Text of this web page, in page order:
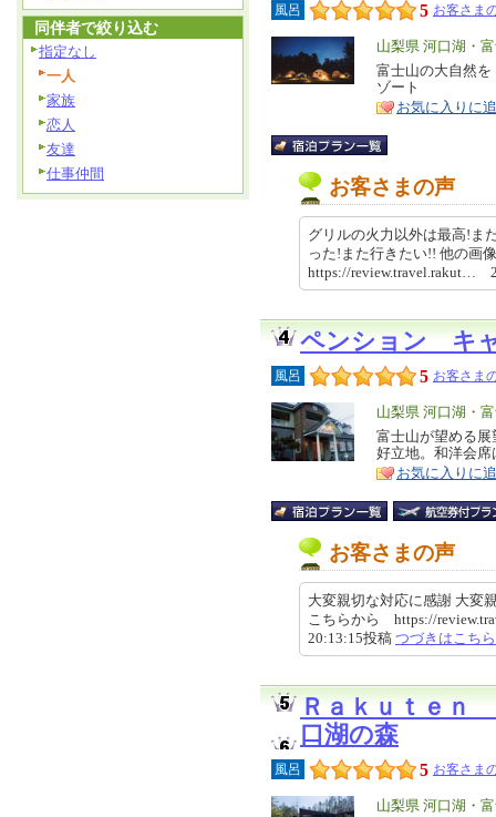
風呂 5 お客さま
エ
リ
ア
山梨県 河口湖・
特
徴
富士山の大自然
ゾート
お気に入りに
お客さまの声
グリルの火力以外は最高!ま
った!また行きたい!! 他の
https://review.travel.rakut…
ペンション キ
風呂 5 お客さま
エ
リ
ア
山梨県 河口湖・
特
徴
富士山が望める
好立地。和洋会
お気に入りに
お客さまの声
大変親切な対応に感謝 大変
こちらから https://
20:13:15投稿 つづきはこちら
Ｒａｋｕｔｅ
口湖の森
風呂 5 お客さま
エ
山梨県 河口湖・
同伴者で絞り込む
指定なし
一人
家族
恋人
友達
仕事仲間